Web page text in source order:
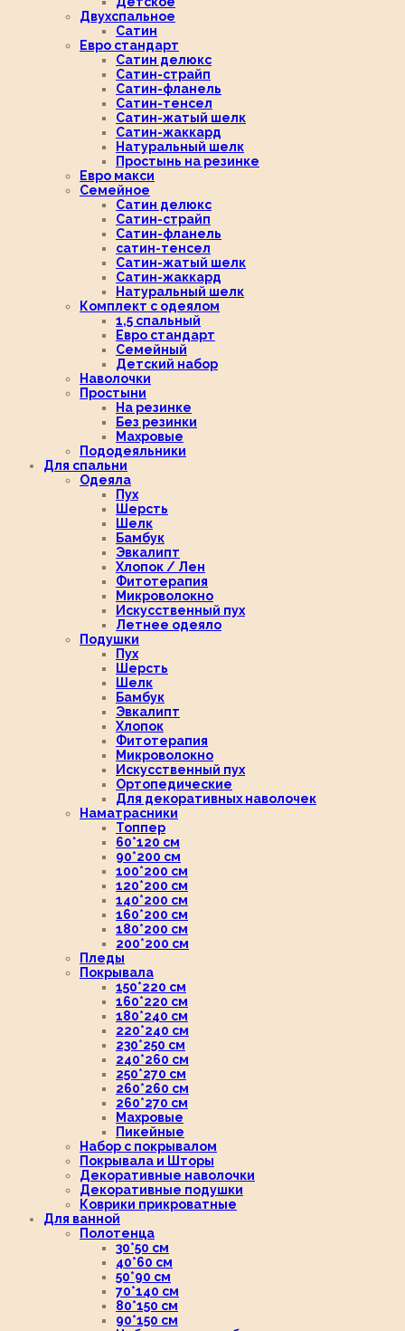
Двухспальное
Сатин
Евро стандарт
Сатин делюкс
Сатин-страйп
Сатин-фланель
Сатин-тенсел
Сатин-жатый шелк
Сатин-жаккард
Натуральный шелк
Простынь на резинке
Евро макси
Семейное
Сатин делюкс
Сатин-страйп
Сатин-фланель
сатин-тенсел
Сатин-жатый шелк
Сатин-жаккард
Натуральный шелк
Комплект с одеялом
1,5 спальный
Евро стандарт
Семейный
Детский набор
Наволочки
Простыни
На резинке
Без резинки
Махровые
Пододеяльники
Для спальни
Одеяла
Пух
Шерсть
Шелк
Бамбук
Эвкалипт
Хлопок / Лен
Фитотерапия
Микроволокно
Искусственный пух
Летнее одеяло
Подушки
Пух
Шерсть
Шелк
Бамбук
Эвкалипт
Хлопок
Фитотерапия
Микроволокно
Искусственный пух
Ортопедические
Для декоративных наволочек
Наматрасники
Топпер
60*120 см
90*200 см
100*200 см
120*200 см
140*200 см
160*200 см
180*200 см
200*200 см
Пледы
Покрывала
150*220 см
160*220 см
180*240 см
220*240 см
230*250 см
240*260 см
250*270 см
260*260 см
260*270 см
Махровые
Пикейные
Набор с покрывалом
Покрывала и Шторы
Декоративные наволочки
Декоративные подушки
Коврики прикроватные
Для ванной
Полотенца
30*50 см
40*60 см
50*90 см
70*140 см
80*150 см
90*150 см